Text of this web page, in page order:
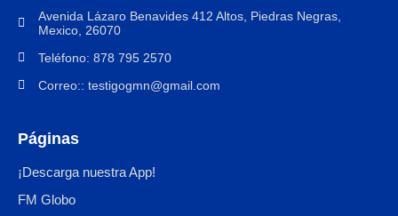
Avenida Lázaro Benavides 412 Altos, Piedras Negras,
Mexico, 26070
Teléfono: 878 795 2570
Correo:: testigogmn@gmail.com
Páginas
¡Descarga nuestra App!
FM Globo